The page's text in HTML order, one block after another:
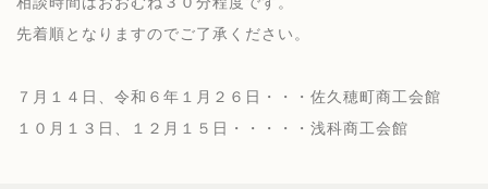
先着順となりますのでご了承ください。
７月１４日、令和６年１月２６日・・・佐久穂町商工会館
１０月１３日、１２月１５日・・・・・浅科商工会館